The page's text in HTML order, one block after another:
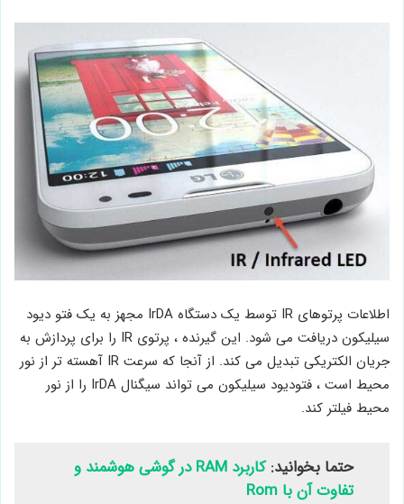
اطلاعات پرتوهای IR توسط یک دستگاه IrDA مجهز به یک فتو دیود
سیلیکون دریافت می شود. این گیرنده ، پرتوی IR را برای پردازش به
جریان الکتریکی تبدیل می کند. از آنجا که سرعت IR آهسته تر از نور
محیط است ، فتودیود سیلیکون می تواند سیگنال IrDA را از نور
محیط فیلتر کند.
حتما بخوانید:
کاربرد RAM در گوشی هوشمند و
تفاوت آن با Rom